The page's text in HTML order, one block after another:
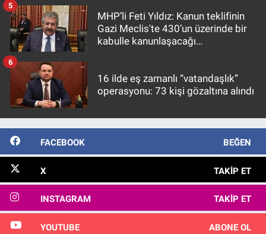
MHP’li Feti Yıldız: Kanun teklifinin
Gazi Meclis'te 430’un üzerinde bir
kabulle kanunlaşacağı
5
16 ilde eş zamanlı “vatandaşlık”
operasyonu: 73 kişi gözaltına alındı
6
FACEBOOK BEĞEN
X TAKIP ET
INSTAGRAM TAKIP ET
YOUTUBE ABONE OL